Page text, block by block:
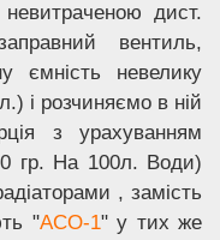
дист.
вентиль,
ємність невелику
і розчиняємо в ній
з урахуванням
гр. На 100л. Води)
, замість
"АСО-1" у тих же